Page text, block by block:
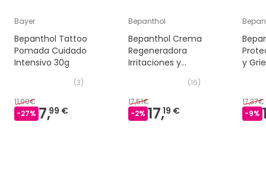
Bayer
Bepanthol Tattoo
Pomada Cuidado
Intensivo 30g
(3)
11,00€
-27% 7,99 €
Bepanthol
Bepanthol Crema
Regeneradora
Irritaciones y
(16)
17,51€
-2% 17,19 €
y
17,37€
-9%